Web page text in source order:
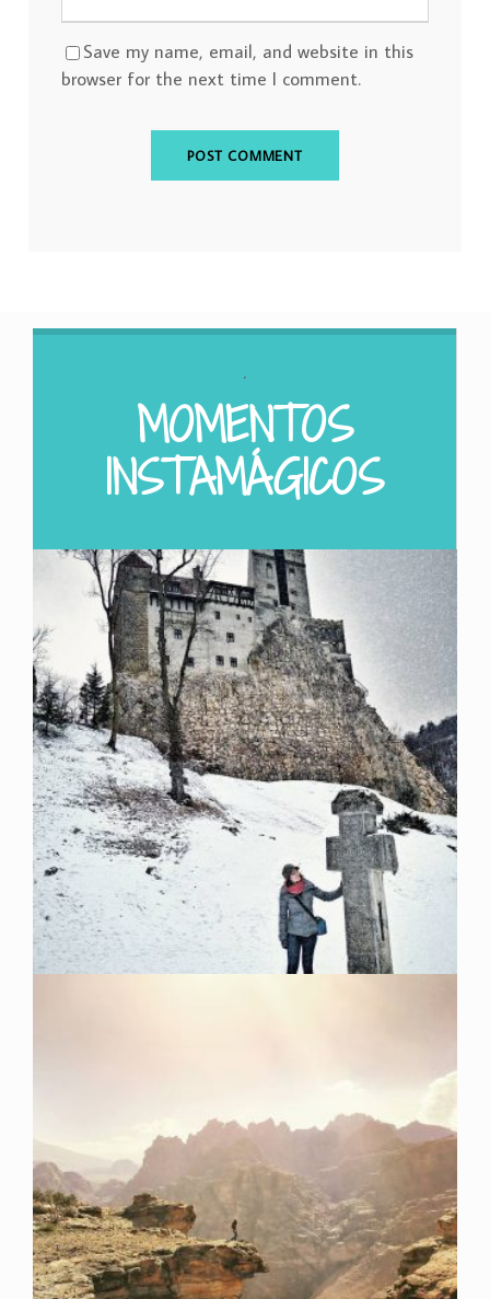
Save my name, email, and website in this
browser for the next time I comment.
.
MOMENTOS
INSTAMÁGICOS